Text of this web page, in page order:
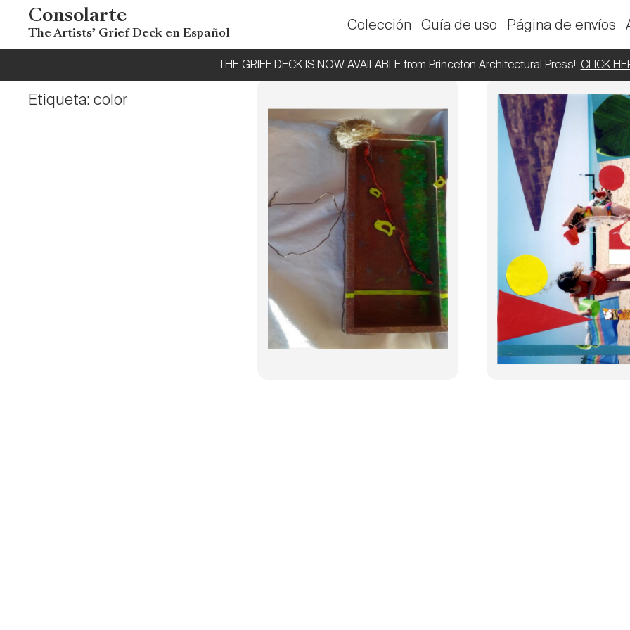
Consolarte
The Artists’ Grief Deck en Español
Colección Guía de uso Página de envíos
Etiqueta: color
Camino de dos
vías
A veces sentimos que nuestra vida es un
camino de un solo sentido. Inmersos en
el sufrimiento y el amor creemos que hay
una sola construcción. Quizás podamos
reparar o reconstruir parte del camino y...
Haga clic para
Colores
Deja su huella en el
perdido a mi padre a los 5
personas cercanas a
infancia, la gente espera
haya sido triste u
Haga clic para
continuar
THE GRIEF DECK IS NOW AVAILABLE from Princeton Architectural Press!: CLICK